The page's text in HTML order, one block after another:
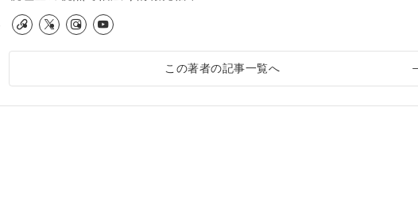
この著者の記事一覧へ